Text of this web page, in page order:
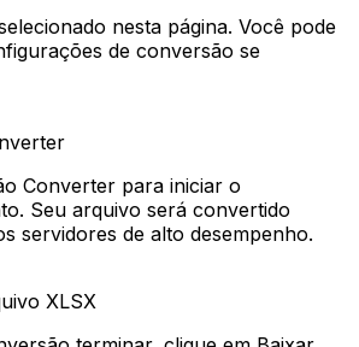
nesta página. Você pode
de conversão se
Converter para iniciar o
Seu arquivo será convertido
servidores de alto desempenho.
XLSX